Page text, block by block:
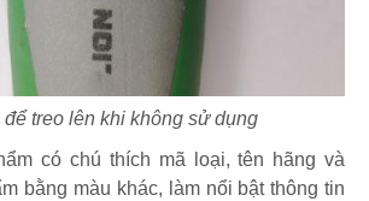
để treo lên khi không sử dụng
có chú thích mã loại, tên hãng và
bằng màu khác, làm nổi bật thông tin